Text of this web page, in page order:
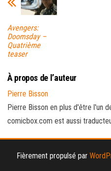
Avengers:
Doomsday –
Quatrième
teaser
À propos de l’auteur
Pierre Bisson
Pierre Bisson en plus d'être l'un
comicbox.com est aussi
Fièrement propulsé par